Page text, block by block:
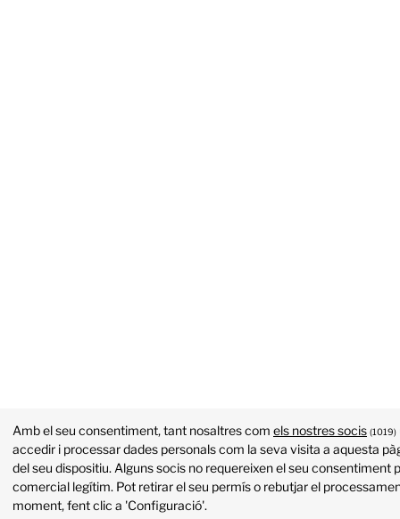
Amb el seu consentiment, tant nosaltres com els nostres socis (1019)
accedir i processar dades personals com la seva visita a aquesta
del seu dispositiu. Alguns socis no requereixen el seu consentiment
comercial legítim. Pot retirar el seu permís o rebutjar el
moment, fent clic a 'Configuració'.